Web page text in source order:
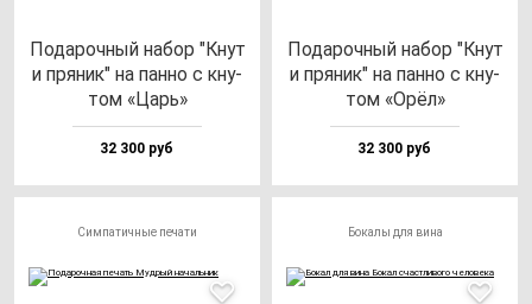
Пода­роч­ный на­бор "Кнут
и пря­ник" на пан­но с кну­
том «Царь»
32 300 руб
Пода­роч­ный на­бор "Кнут
и пря­ник" на пан­но с кну­
том «Орёл»
32 300 руб
Симпатичные печати Бокалы для вина